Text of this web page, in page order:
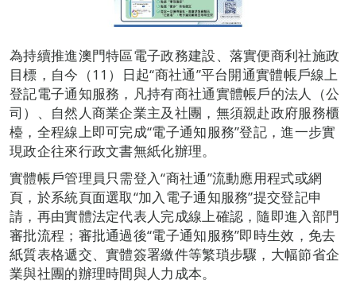
為持續推進澳門特區電子政務建設、落實便商利社施政
目標，自今（11）日起“商社通”平台開通實體帳戶線上
登記電子通知服務，凡持有商社通實體帳戶的法人（公
司）、自然人商業企業主及社團，無須親赴政府服務櫃
檯，全程線上即可完成“電子通知服務”登記，進一步實
現政企往來行政文書無紙化辦理。
實體帳戶管理員只需登入“商社通”流動應用程式或網
頁，於系統頁面選取“加入電子通知服務”提交登記申
請，再由實體法定代表人完成線上確認，隨即進入部門
審批流程；審批通過後“電子通知服務”即時生效，免去
紙質表格遞交、實體簽署繳件等繁瑣步驟，大幅節省企
業與社團的辦理時間與人力成本。